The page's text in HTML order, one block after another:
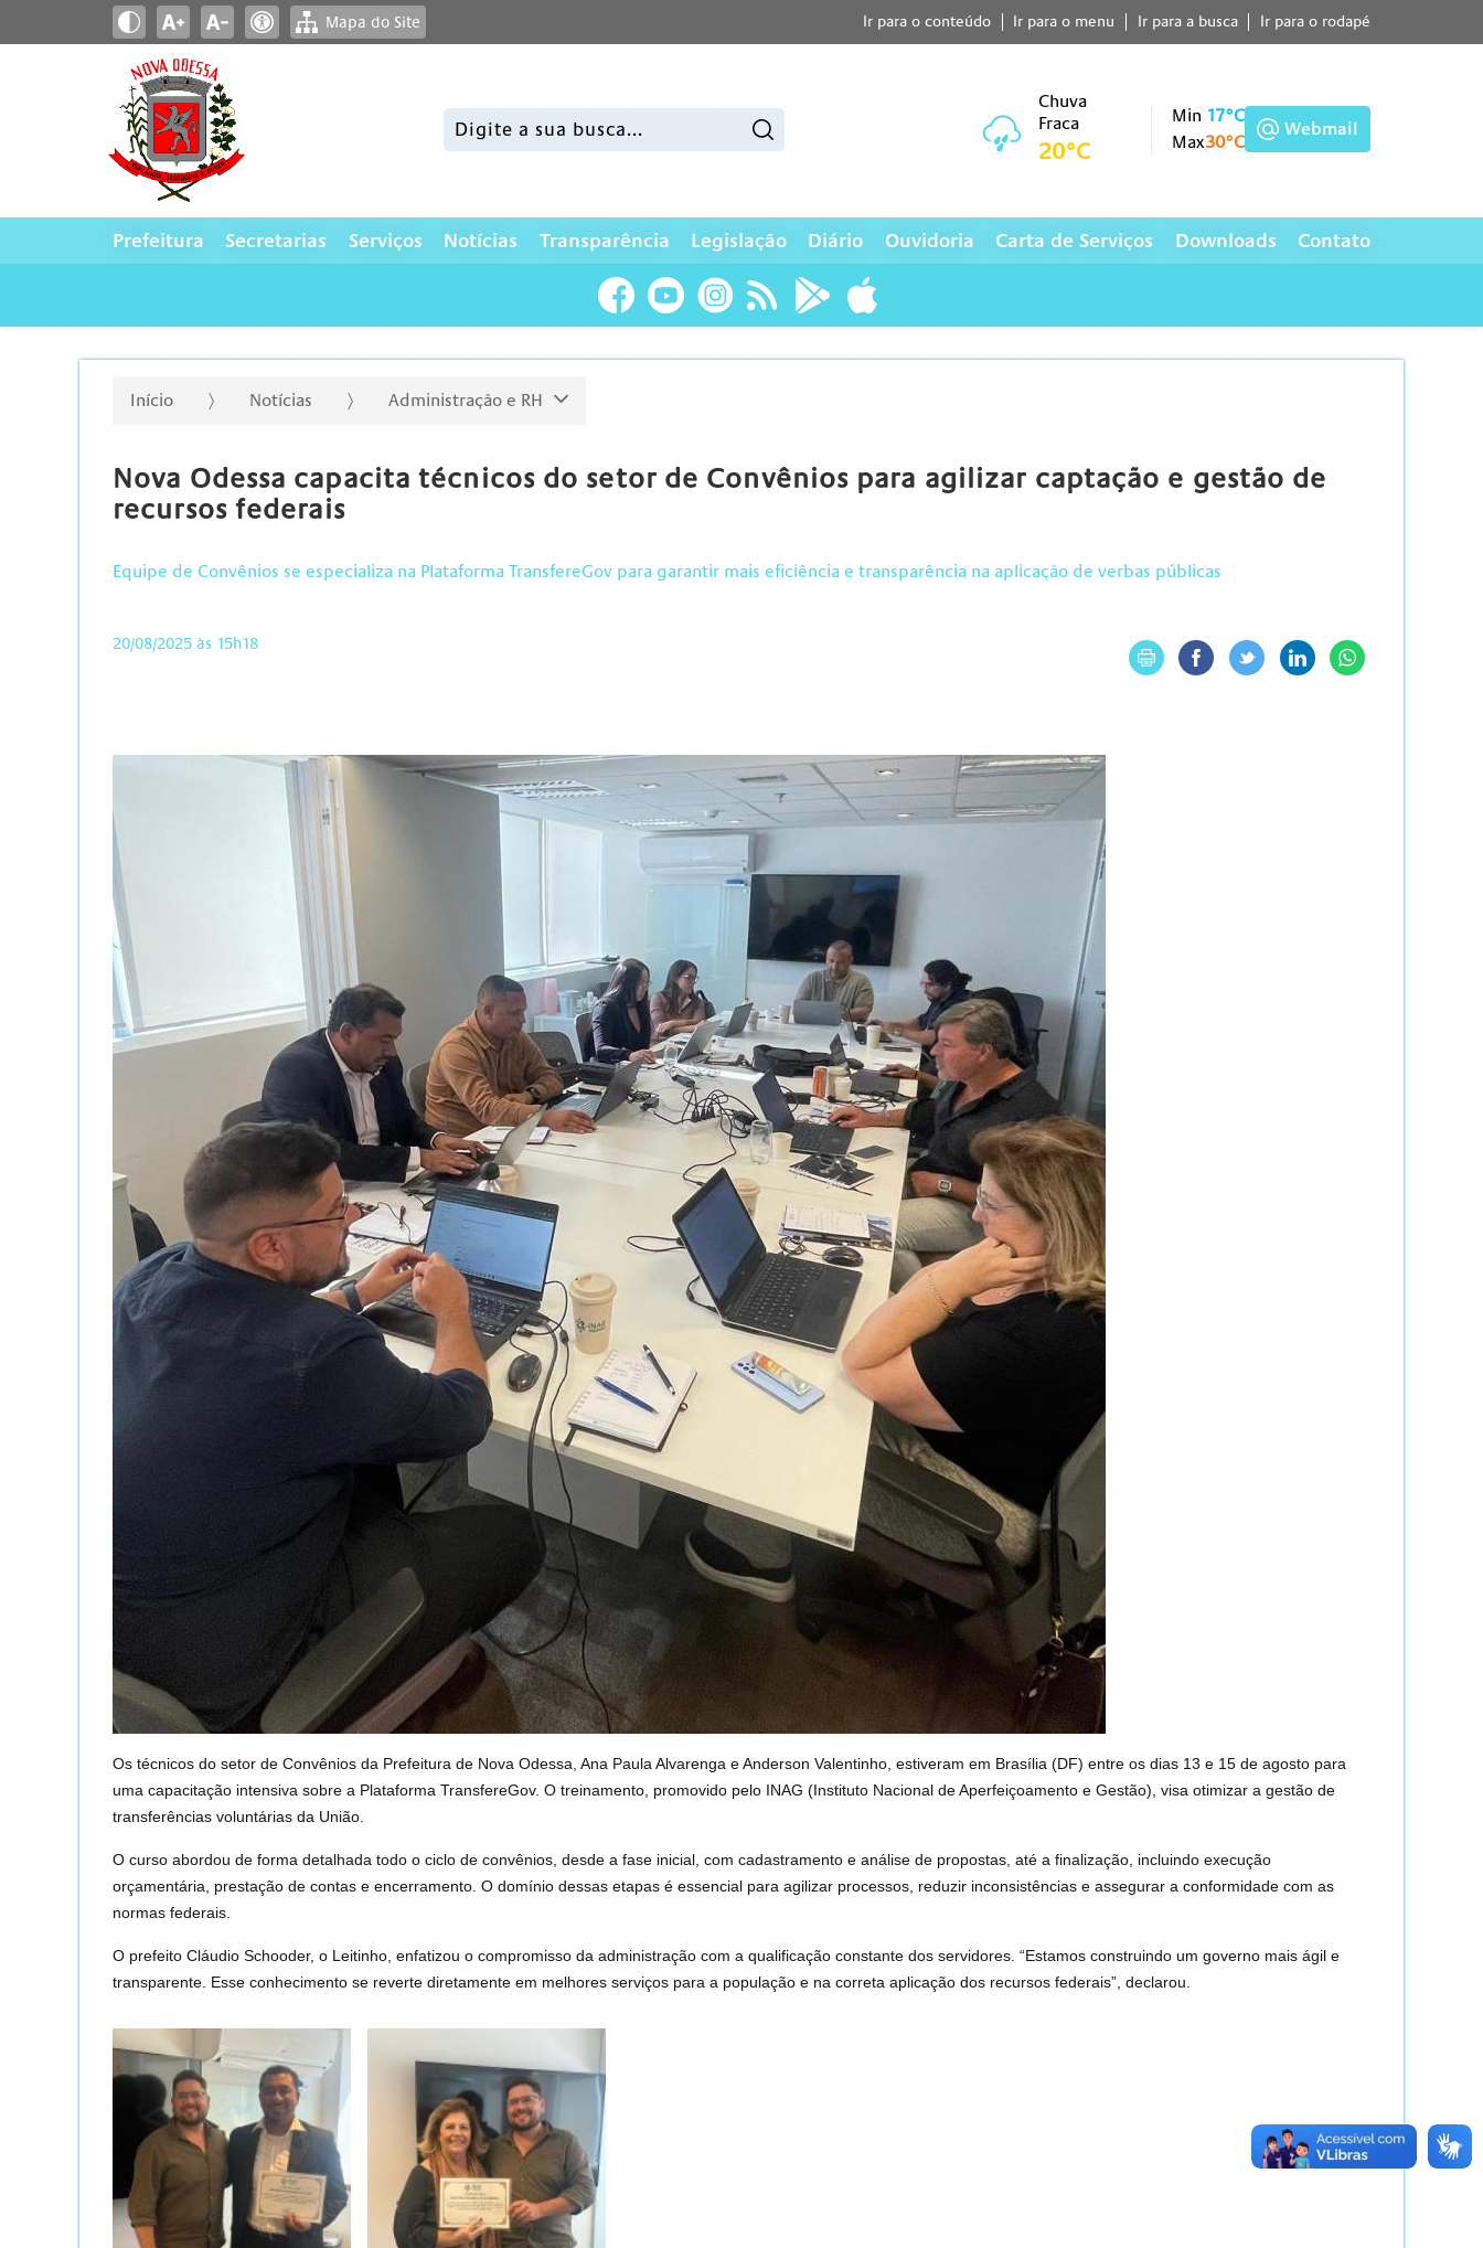
Mapa do Site Ir para o conteúdo Ir para o menu Ir para a busca Ir para o rodapé
Pesquisar:
Chuva
Fraca
20°C
Min 17°C
Max30°C
Webmail
Prefeitura Secretarias Serviços Notícias Transparência Legislação Diário Ouvidoria Carta de Serviços Downloads Contato
Início Notícias Administração e RH
Nova Odessa capacita técnicos do setor de Convênios para agilizar captação e gestão de
recursos federais
Equipe de Convênios se especializa na Plataforma TransfereGov para garantir mais eficiência e transparência na aplicação de verbas públicas
20/08/2025 às 15h18
Os técnicos do setor de Convênios da Prefeitura de Nova Odessa, Ana Paula Alvarenga e Anderson Valentinho, estiveram em Brasília (DF) entre os dias 13 e 15 de agosto para
uma capacitação intensiva sobre a Plataforma TransfereGov. O treinamento, promovido pelo INAG (Instituto Nacional de Aperfeiçoamento e Gestão), visa otimizar a gestão de
transferências voluntárias da União.
O curso abordou de forma detalhada todo o ciclo de convênios, desde a fase inicial, com cadastramento e análise de propostas, até a finalização, incluindo execução
orçamentária, prestação de contas e encerramento. O domínio dessas etapas é essencial para agilizar processos, reduzir inconsistências e assegurar a conformidade com as
normas federais.
O prefeito Cláudio Schooder, o Leitinho, enfatizou o compromisso da administração com a qualificação constante dos servidores. “Estamos construindo um governo mais ágil e
transparente. Esse conhecimento se reverte diretamente em melhores serviços para a população e na correta aplicação dos recursos federais”, declarou.